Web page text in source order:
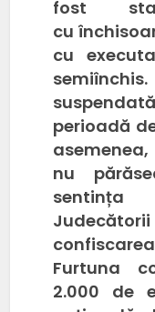
fost
cu
cu
perioadă
nu
sentința
Furtuna
2.000 de